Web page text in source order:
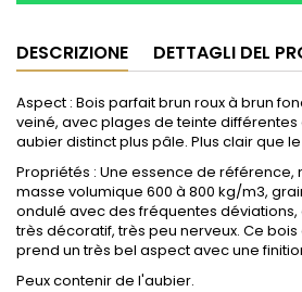
DESCRIZIONE DETTAGLI DEL
Aspect : Bois parfait brun roux à brun
veiné, avec plages de teinte
aubier distinct plus pâle. Plus clair que
Propriétés : Une essence de référence,
masse volumique 600 à 800 kg/m3,
ondulé avec des fréquentes
très décoratif, très peu nerveux. Ce bois
prend un très bel aspect avec une
Peux contenir de l'aubier.